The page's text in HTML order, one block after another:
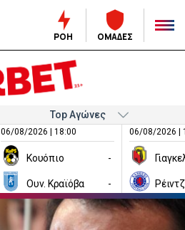
ΡΟΗ ΟΜΑΔΕΣ
06/08/2026 | 18:00
Κουόπιο -
Ουν. Κραϊόβα -
06/08/2026 |